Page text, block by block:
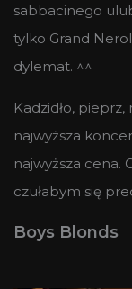
sabbacinego
tylko Grand
dylemat. ^^
Kadzidło,
najwyższa
najwyższa cena.
czułabym się
Boys Blonds